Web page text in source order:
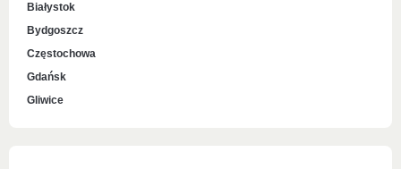
Białystok
Bydgoszcz
Częstochowa
Gdańsk
Gliwice